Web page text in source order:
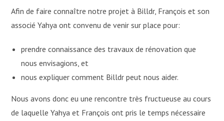
Afin de faire connaître notre projet à Billdr, François et son
associé Yahya ont convenu de venir sur place pour:
prendre connaissance des travaux de rénovation que
nous envisagions, et
nous expliquer comment Billdr peut nous aider.
Nous avons donc eu une rencontre très fructueuse au cours
de laquelle Yahya et François ont pris le temps nécessaire